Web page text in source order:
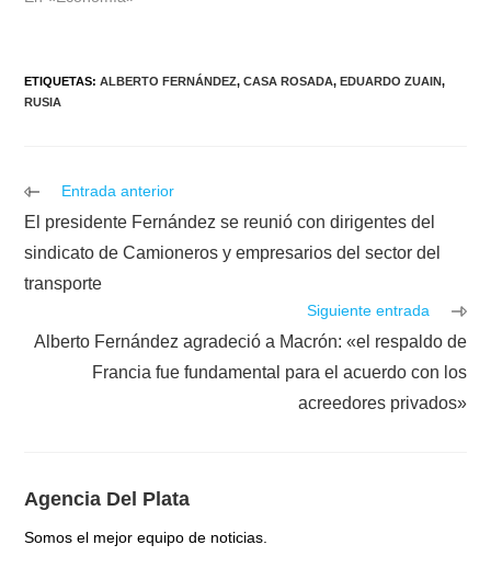
ETIQUETAS:ALBERTO FERNÁNDEZ, CASA ROSADA, EDUARDO ZUAIN,
RUSIA
Leer
artículos
Entrada anterior
El presidente Fernández se reunió con dirigentes del
sindicato de Camioneros y empresarios del sector del
transporte
Siguiente entrada
Alberto Fernández agradeció a Macrón: «el respaldo de
Francia fue fundamental para el acuerdo con los
acreedores privados»
Agencia Del Plata
Somos el mejor equipo de noticias.